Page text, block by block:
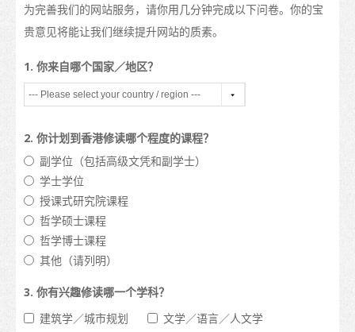
大学和高等教育
课程名单
职业专才教育
“香港发展为国际教育枢纽”的政策
香港院校的校历
更多升学选择
升学途径
申请入学
如何申请
为完善我们的网站服务，请你用几分钟完成以下问卷。你的宝
贵意见将能让我们继续提升网站的质素。
1. 你来自哪个国家／地区？
2. 你计划到香港修读哪个程度的课程？
副学位（包括高级文凭和副学士）
学士学位
授课式研究院课程
哲学硕士课程
哲学博士课程
其他（请列明）
3. 你有兴趣修读哪一个学科？
建筑学／城市规划
文学／语言／人文学